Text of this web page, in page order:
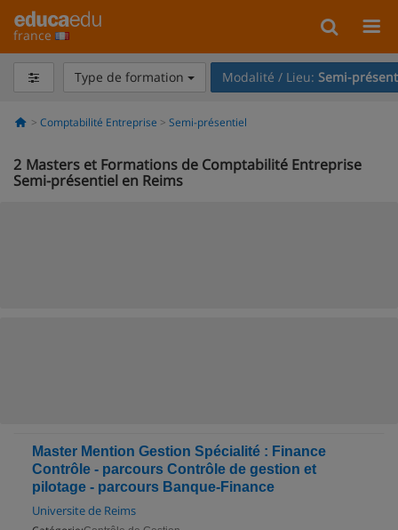
france
Type de formation Modalité / Lieu: Semi-
Comptabilité Entreprise Semi-présentiel
2 Masters et Formations de Comptabilité Entreprise
Semi-présentiel en Reims
Master Mention Gestion Spécialité : Finance
Contrôle - parcours Contrôle de gestion et
pilotage - parcours Banque-Finance
Universite de Reims